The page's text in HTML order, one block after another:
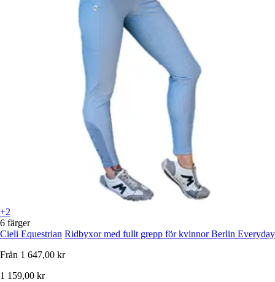
+2
6 färger
Cieli Equestrian Ridbyxor med fullt grepp för kvinnor Berlin Everyday
Från 1 647,00 kr
1 159,00 kr